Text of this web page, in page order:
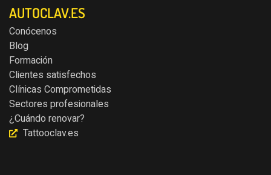
AUTOCLAV.ES
Conócenos
Blog
Formación
Clientes satisfechos
Clínicas Comprometidas
Sectores profesionales
¿Cuándo renovar?
Tattooclav.es